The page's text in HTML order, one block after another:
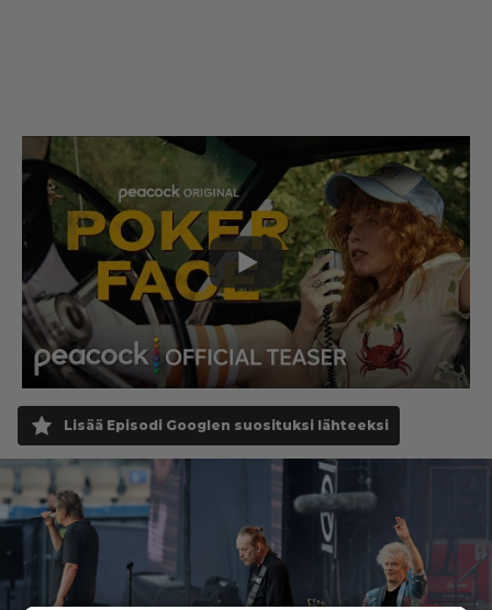
Lisää Episodi Googlen suosituksi lähteeksi